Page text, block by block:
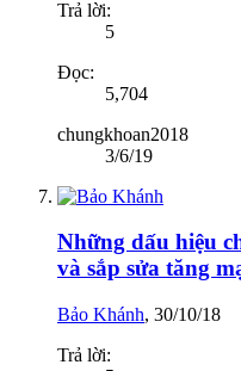
Trả lời:
5
Đọc:
5,704
chungkhoan2018
3/6/19
Những dấu hiệu
và sắp sửa tăng
Bảo Khánh, 30/10/18
Trả lời: